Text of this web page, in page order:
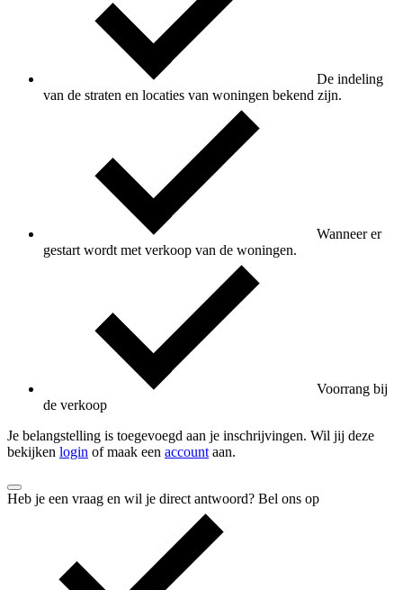
De indeling
van de straten en locaties van woningen bekend zijn.
Wanneer er
gestart wordt met verkoop van de woningen.
Voorrang bij
de verkoop
Je belangstelling is toegevoegd aan je inschrijvingen. Wil jij deze
bekijken login of maak een account aan.
Heb je een vraag en wil je direct antwoord? Bel ons op